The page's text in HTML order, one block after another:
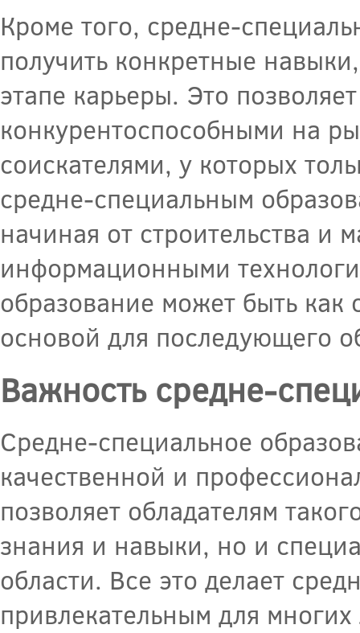
Кроме того, средне-
получить конкретные
этапе карьеры. Это
конкурентоспособными на
соискателями, у которых
средне-специальным
начиная от строительства
информационными
образование может быть как
основой для последующего
Важность средне-
Средне-специальное
качественной и
позволяет обладателям
знания и навыки, но и
области. Все это делает
привлекательным для